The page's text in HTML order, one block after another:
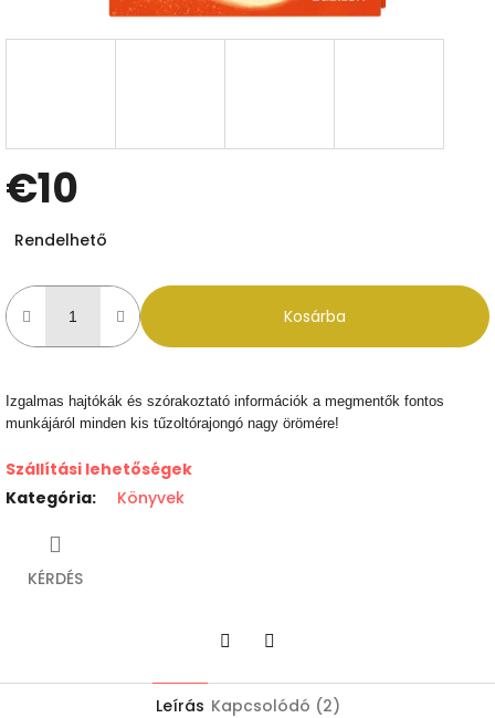
€10
Rendelhető
Kosárba
Izgalmas hajtókák és szórakoztató információk a megmentők fontos
munkájáról minden kis tűzoltórajongó nagy örömére!
Szállítási lehetőségek
Kategória: Könyvek
KÉRDÉS
Leírás Kapcsolódó (2)